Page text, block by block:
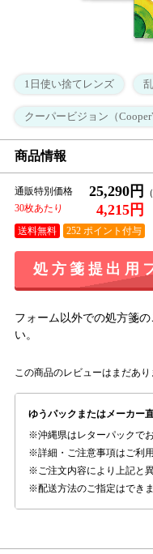
1日使い捨てレンズ
クーパービジョン（
商品情報
通販特別価格 25,290円
30枚あたり 4,215円
送料無料 252 ポイント付与
処方箋提出用
フォーム以外での処方箋
い。
この商品のレビューはまだあり
ゆうパックまたはメーカー
沖縄県はレターパックで
詳細・ご注意事項はご利
ご注文内容により上記と
配送方法のご指定はできま